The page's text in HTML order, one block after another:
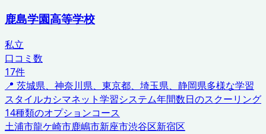
鹿島学園高等学校
私立
口コミ数
17件
📍 茨城県、神奈川県、東京都、埼玉県、静岡県多様な学習
スタイルカシマネット学習システム年間数日のスクーリング
14種類のオプションコース
土浦市龍ケ崎市鹿嶋市新座市渋谷区新宿区